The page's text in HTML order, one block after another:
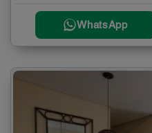
WhatsApp